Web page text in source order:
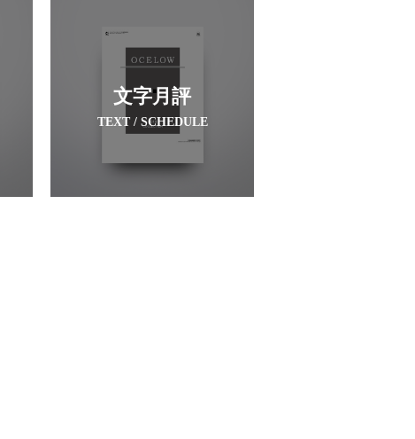
文字月評
TEXT / SCHEDULE